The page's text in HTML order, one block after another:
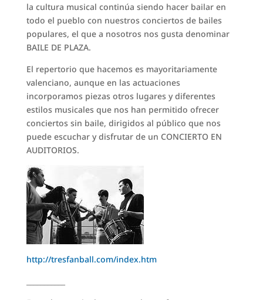
la cultura musical continúa siendo hacer bailar en
todo el pueblo con nuestros conciertos de bailes
populares, el que a nosotros nos gusta denominar
BAILE DE PLAZA.
El repertorio que hacemos es mayoritariamente
valenciano, aunque en las actuaciones
incorporamos piezas otros lugares y diferentes
estilos musicales que nos han permitido ofrecer
conciertos sin baile, dirigidos al público que nos
puede escuchar y disfrutar de un CONCIERTO EN
AUDITORIOS.
http://tresfanball.com/index.htm